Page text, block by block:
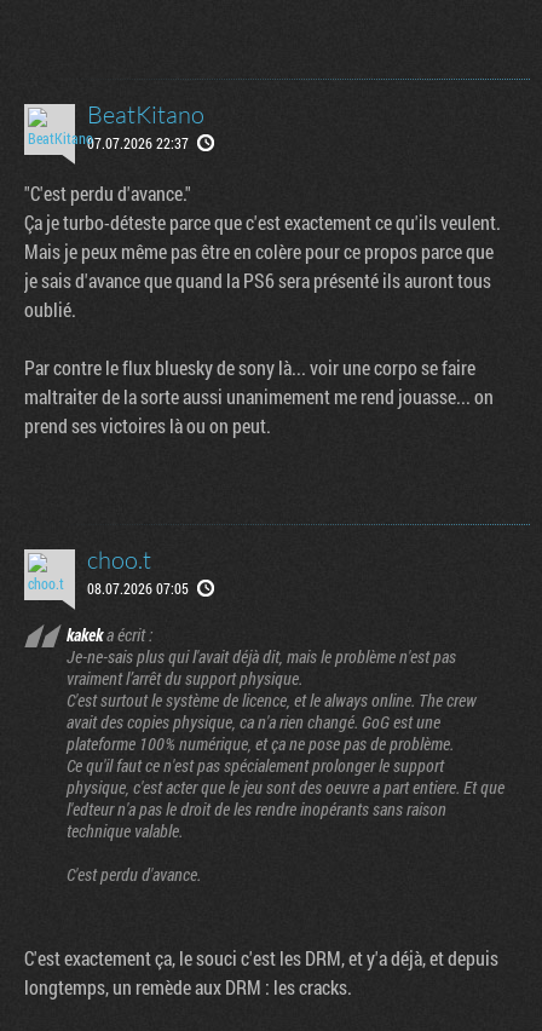
BeatKitano
07.07.2026 22:37
"C'est perdu d'avance."
Ça je turbo-déteste parce que c'est exactement ce qu'ils veulent.
Mais je peux même pas être en colère pour ce propos parce que
je sais d'avance que quand la PS6 sera présenté ils auront tous
oublié.
Par contre le flux bluesky de sony là... voir une corpo se faire
maltraiter de la sorte aussi unanimement me rend jouasse... on
prend ses victoires là ou on peut.
choo.t
08.07.2026 07:05
kakeka écrit :
Je-ne-sais plus qui l'avait déjà dit, mais le problème n'est pas
vraiment l’arrêt du support physique.
C'est surtout le système de licence, et le always online. The crew
avait des copies physique, ca n'a rien changé. GoG est une
plateforme 100% numérique, et ça ne pose pas de problème.
Ce qu'il faut ce n'est pas spécialement prolonger le support
physique, c'est acter que le jeu sont des oeuvre a part entiere. Et que
l'edteur n'a pas le droit de les rendre inopérants sans raison
technique valable.
C'est perdu d'avance.
C'est exactement ça, le souci c'est les DRM, et y'a déjà, et depuis
longtemps, un remède aux DRM : les cracks.